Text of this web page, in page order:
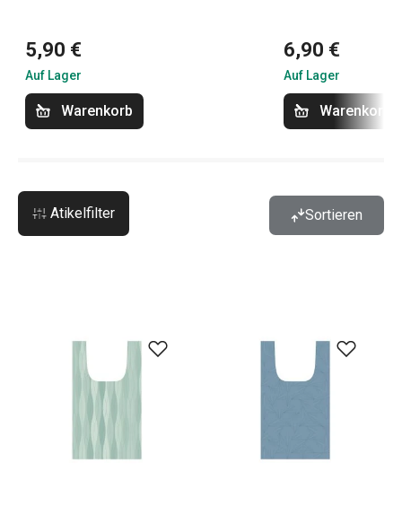
5,90 €
Auf Lager
Warenkorb
6,90 €
Auf Lager
Warenkorb
Atikelfilter Sortieren